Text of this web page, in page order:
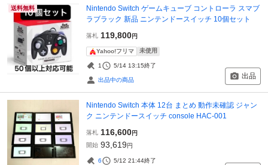
送料無料
Nintendo Switch ゲームキューブ コントローラ スマブ
ラブラック 新品 ニンテンドースイッチ 10個セット
落札 119,800円
Yahoo!フリマ 未使用
1 5/14 13:15終了
出品中の商品 出品
Nintendo Switch 本体 12台 まとめ 動作未確認 ジャン
ク ニンテンドースイッチ console HAC-001
落札 116,600円
開始 93,619円
6 5/12 21:44終了